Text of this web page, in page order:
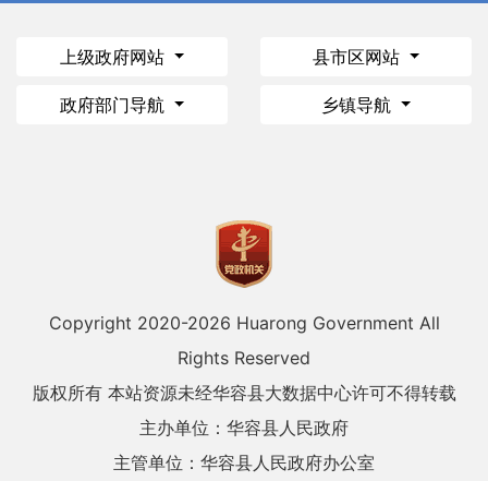
上级政府网站 县市区网站
政府部门导航 乡镇导航
Copyright 2020-2026 Huarong Government All
Rights Reserved
版权所有 本站资源未经华容县大数据中心许可不得转载
主办单位：华容县人民政府
主管单位：华容县人民政府办公室